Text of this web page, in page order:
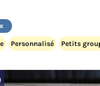
Personnalisé Petits